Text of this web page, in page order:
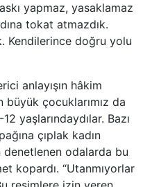
yapmaz, yasaklamaz
tokat atmazdık.
Kendilerince doğru yolu
anlayışın hâkim
çocuklarımız da
yaşlarındaydılar. Bazı
çıplak kadın
denetlenen odalarda bu
kopardı. “Utanmıyorlar